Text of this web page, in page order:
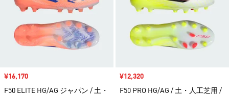
セール価格
¥16,170
F50 ELITE HG/AG ジャパン / 土・
セール価格
¥12,320
F50 PRO HG/AG / 土・人工芝用 /